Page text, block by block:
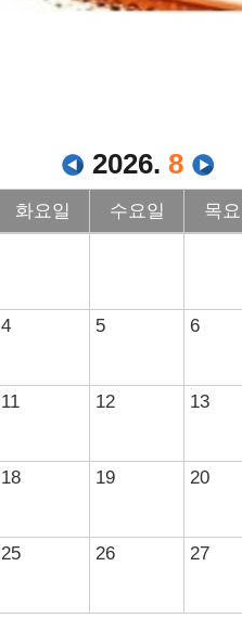
2026. 8
화요일 수요일 목
4 5 6
11 12 13
18 19 20
25 26 27